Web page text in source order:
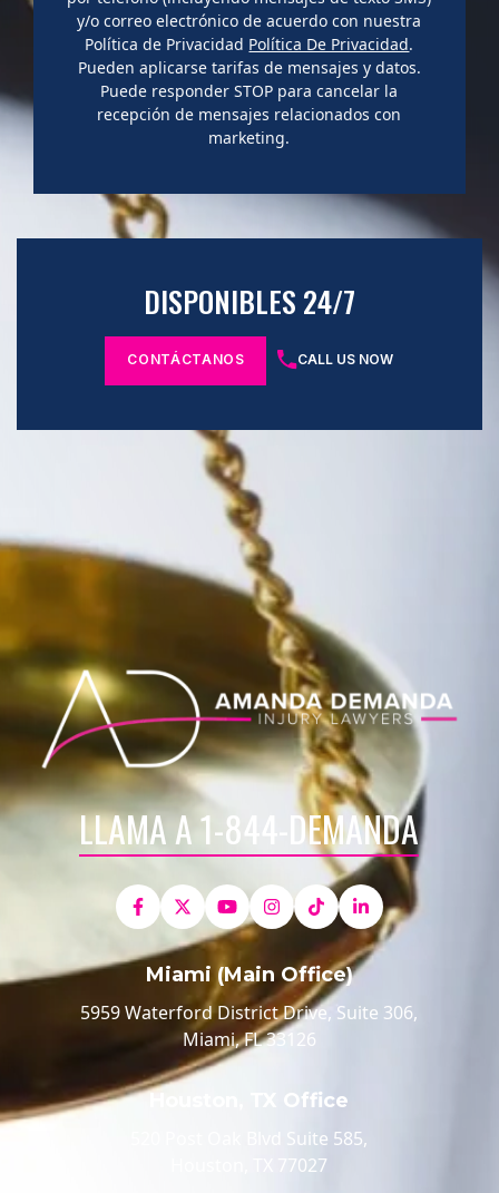
y/o correo electrónico de acuerdo con nuestra
Política de Privacidad Política De Privacidad.
Pueden aplicarse tarifas de mensajes y datos.
Puede responder STOP para cancelar la
recepción de mensajes relacionados con
marketing.
DISPONIBLES 24/7
CONTÁCTANOS CALL US NOW
LLAMA A 1-844-DEMANDA
Miami (Main Office)
5959 Waterford District Drive, Suite 306,
Miami, FL 33126
Houston, TX Office
520 Post Oak Blvd Suite 585,
Houston, TX 77027